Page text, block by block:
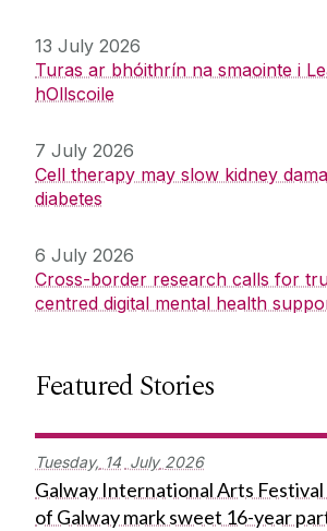
13 July 2026
Turas ar bhóithrín na smaointe i
hOllscoile
7 July 2026
Cell therapy may slow kidney
diabetes
6 July 2026
Cross-border research calls for
centred digital mental health
Featured Stories
Tuesday, 14 July 2026
Galway International Arts
of Galway mark sweet 16-year